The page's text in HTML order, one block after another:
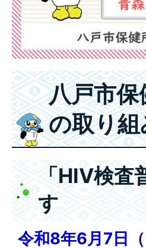
八戸市
の取り組
「HIV検査
す
令和8年6月7日